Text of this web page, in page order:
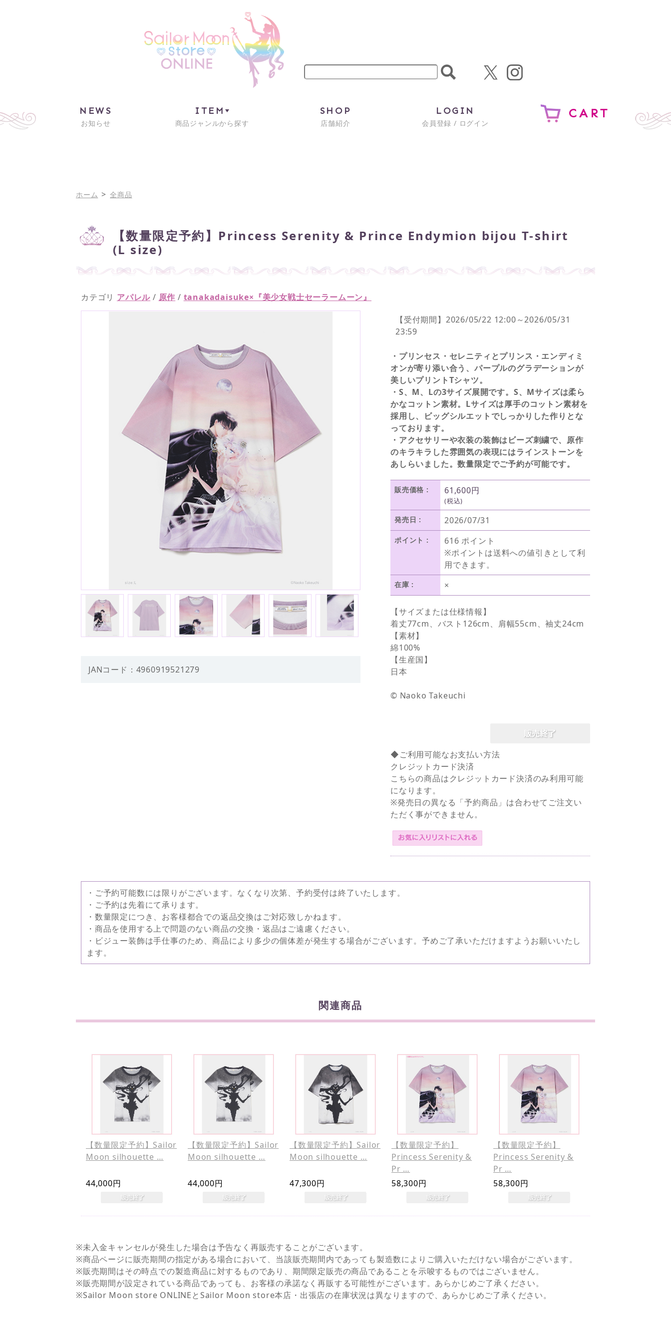
NEWS
お知らせ
ITEM
商品ジャンルから探す
SHOP
店舗紹介
LOGIN
会員登録 / ログイン
CART
ホーム > 全商品
【数量限定予約】Princess Serenity & Prince Endymion bijou T-shirt
(L size)
カテゴリ アパレル / 原作 / tanakadaisuke×『美少女戦士セーラームーン』
JANコード：4960919521279
【受付期間】2026/05/22 12:00～2026/05/31
23:59
・プリンセス・セレニティとプリンス・エンディミ
オンが寄り添い合う、パープルのグラデーションが
美しいプリントTシャツ。
・S、M、Lの3サイズ展開です。S、Mサイズは柔ら
かなコットン素材。Lサイズは厚手のコットン素材を
採用し、ビッグシルエットでしっかりした作りとな
っております。
・アクセサリーや衣装の装飾はビーズ刺繍で、原作
のキラキラした雰囲気の表現にはラインストーンを
あしらいました。数量限定でご予約が可能です。
販売価格 : 61,600円
(税込)
発売日 : 2026/07/31
ポイント :
616 ポイント
※ポイントは送料への値引きとして利
用できます。
在庫 : ×
【サイズまたは仕様情報】
着丈77cm、バスト126cm、肩幅55cm、袖丈24cm
【素材】
綿100%
【生産国】
日本
© Naoko Takeuchi
◆ご利用可能なお支払い方法
クレジットカード決済
こちらの商品はクレジットカード決済のみ利用可能
になります。
※発売日の異なる「予約商品」は合わせてご注文い
ただく事ができません。
・ご予約可能数には限りがございます。なくなり次第、予約受付は終了いたします。
・ご予約は先着にて承ります。
・数量限定につき、お客様都合での返品交換はご対応致しかねます。
・商品を使用する上で問題のない商品の交換・返品はご遠慮ください。
・ビジュー装飾は手仕事のため、商品により多少の個体差が発生する場合がございます。予めご了承いただけますようお願いいたし
ます。
関連商品
【数量限定予約】Sailor
Moon silhouette …
44,000円
【数量限定予約】Sailor
Moon silhouette …
44,000円
【数量限定予約】Sailor
Moon silhouette …
47,300円
【数量限定予約】
Princess Serenity &
Pr …
58,300円
【数量限定予約】
Princess Serenity &
Pr …
58,300円
※未入金キャンセルが発生した場合は予告なく再販売することがございます。
※商品ページに販売期間の指定がある場合において、当該販売期間内であっても製造数によりご購入いただけない場合がございます。
※販売期間はその時点での製造商品に対するものであり、期間限定販売の商品であることを示唆するものではございません。
※販売期間が設定されている商品であっても、お客様の承諾なく再販する可能性がございます。あらかじめご了承ください。
※Sailor Moon store ONLINEとSailor Moon store本店・出張店の在庫状況は異なりますので、あらかじめご了承ください。